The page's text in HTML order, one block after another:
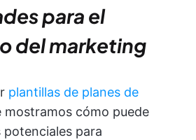
para el
del marketing
plantillas de planes de
mostramos cómo puede
para